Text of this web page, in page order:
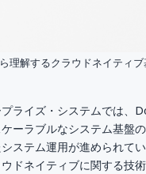
理解するクラウドネイティブ
ライズ・システムでは、
ーラブルなシステム基盤
ステム運用が進められてい
ドネイティブに関する技